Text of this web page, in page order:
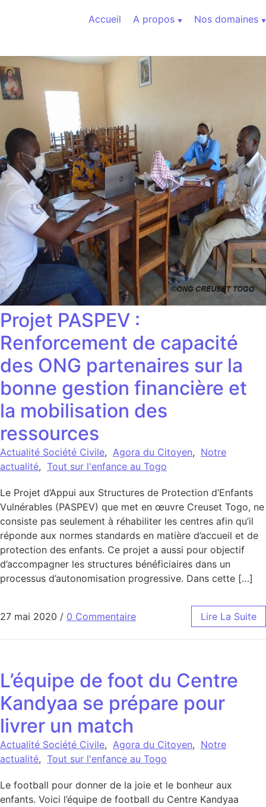
Accueil
A propos Nos domaines
Projet PASPEV :
Renforcement de capacité
des ONG partenaires sur la
bonne gestion financière et
la mobilisation des
ressources
Actualité Société Civile, Agora du Citoyen, Notre
actualité, Tout sur l'enfance au Togo
Le Projet d’Appui aux Structures de Protection d’Enfants
Vulnérables (PASPEV) que met en œuvre Creuset Togo, ne
consiste pas seulement à réhabiliter les centres afin qu’il
réponde aux normes standards en matière d’accueil et de
protection des enfants. Ce projet a aussi pour objectif
d’accompagner les structures bénéficiaires dans un
processus d’autonomisation progressive. Dans cette […]
27 mai 2020 / 0 Commentaire Lire La Suite
L’équipe de foot du Centre
Kandyaa se prépare pour
livrer un match
Actualité Société Civile, Agora du Citoyen, Notre
actualité, Tout sur l'enfance au Togo
Le football pour donner de la joie et le bonheur aux
enfants. Voici l’équipe de football du Centre Kandyaa